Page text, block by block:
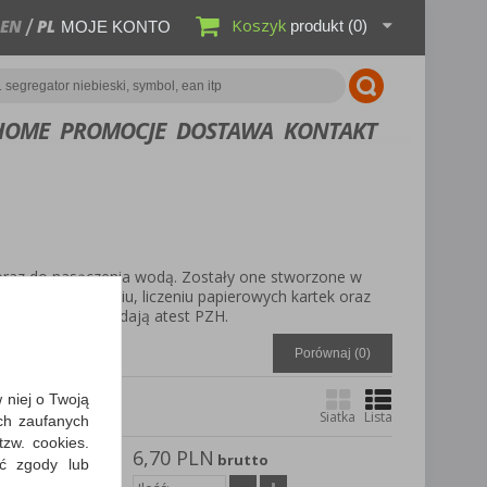
EN PL MOJE KONTO Koszyk produkt (0)
PROMOCJE DOSTAWA KONTAKT
do nasączenia wodą. Zostały one stworzone w
chwytaniu, liczeniu papierowych kartek oraz
i posiadają atest PZH.
Porównaj (0)
Siatka Lista
z
6,70 PLN brutto
niej o Twoją
zaufanych
cookies.
zgody lub